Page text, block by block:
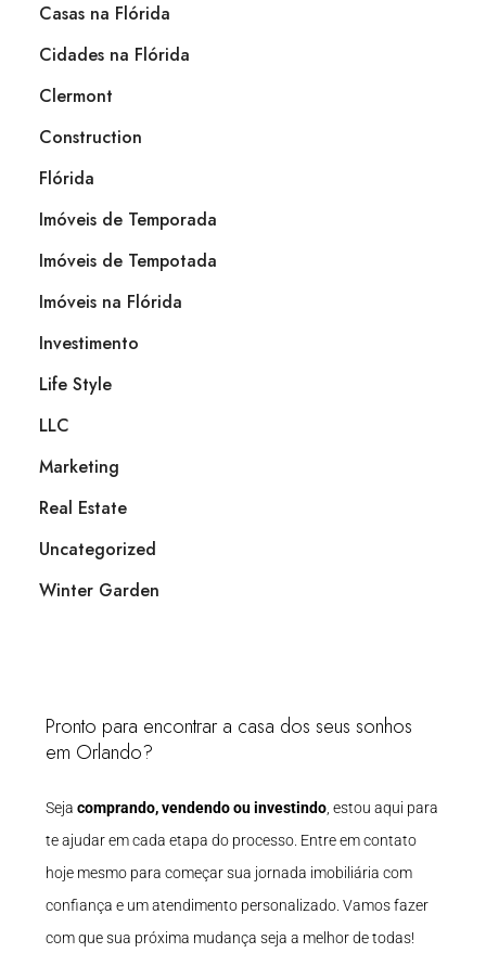
Casas na Flórida
Cidades na Flórida
Clermont
Construction
Flórida
Imóveis de Temporada
Imóveis de Tempotada
Imóveis na Flórida
Investimento
Life Style
LLC
Marketing
Real Estate
Uncategorized
Winter Garden
Pronto para encontrar a casa dos seus sonhos
em Orlando?
Seja comprando, vendendo ou investindo , estou aqui para
te ajudar em cada etapa do processo. Entre em contato
hoje mesmo para começar sua jornada imobiliária com
confiança e um atendimento personalizado. Vamos fazer
com que sua próxima mudança seja a melhor de todas!